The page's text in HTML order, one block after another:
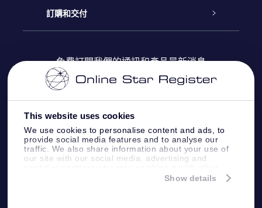
This website uses cookies
We use cookies to personalise content and ads, to
provide social media features and to analyse our
traffic. We also share information about your use of
our site with our social media, advertising and
information that you’ve provided to them or that
Show details
博客
評論
OSR禮物包
OSR 禮物卡
公司禮品
星星注册
個性化的Star Page
One Million Stars
OSR Starsaver
訂購和交付
付款資訊
配送信息
退貨政策
免費訂閱我們的通訊和產品最新消息